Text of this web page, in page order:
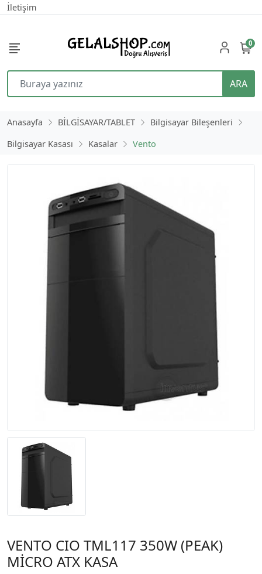
İletişim
ARA
0
Anasayfa BİLGİSAYAR/TABLET
Bilgisayar Bileşenleri
Bilgisayar Kasası
Kasalar Vento
VENTO CIO TML117 350W (PEAK)
MİCRO ATX KASA